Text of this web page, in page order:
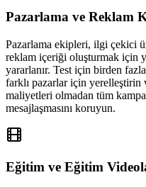
Pazarlama ve Reklam
Pazarlama ekipleri, ilgi çekici
reklam içeriği oluşturmak için
yararlanır. Test için birden
farklı pazarlar için
maliyetleri olmadan tüm
mesajlaşmasını koruyun.
Eğitim ve Eğitim